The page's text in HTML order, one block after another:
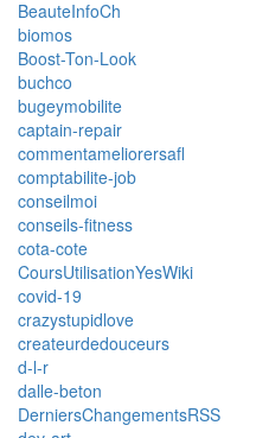
BeauteInfoCh
biomos
Boost-Ton-Look
buchco
bugeymobilite
captain-repair
commentameliorersafl
comptabilite-job
conseilmoi
conseils-fitness
cota-cote
CoursUtilisationYesWiki
covid-19
crazystupidlove
createurdedouceurs
d-l-r
dalle-beton
DerniersChangementsRSS